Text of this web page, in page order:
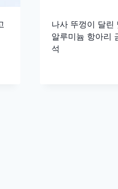
나사 뚜껑이 달린
알루미늄 항아리
석